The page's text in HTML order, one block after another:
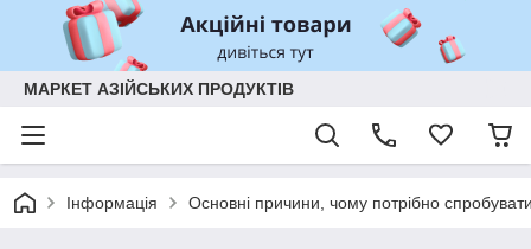
МАРКЕТ АЗІЙСЬКИХ ПРОДУКТІВ
Інформація Основні причини, чому потрібно